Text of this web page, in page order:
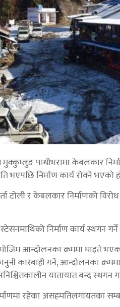
पाथीभरामा केबलकार
भएपछि निर्माण कार्य रोक्ने भएको
टोली र केबलकार निर्माणको
निर्माण कार्य स्थगन
आन्दोलनका क्रममा घाइते
कारबाही गर्ने, आन्दोलनका
यातायात बन्द स्थगन
रहेका असहमतिलगायतका